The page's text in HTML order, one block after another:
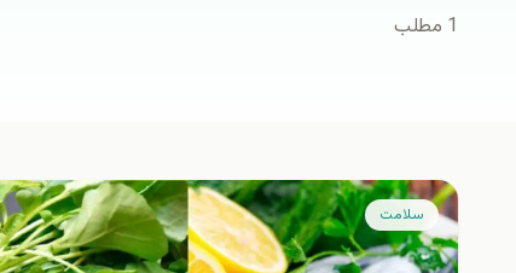
1 مطلب
سلامت